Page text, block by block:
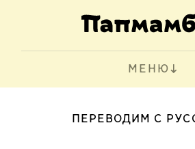
МЕНЮ
ПЕРЕВОДИМ С